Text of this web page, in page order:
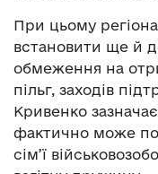
При цьому
встановити ще й
обмеження на
пільг, заходів
Кривенко
фактично може
сім’ї